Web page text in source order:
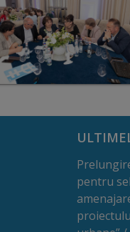
pentru